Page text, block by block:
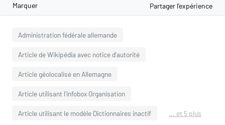
Marquer Partager l'expérience
Administration fédérale allemande
Article de Wikipédia avec notice d'autorité
Article géolocalisé en Allemagne
Article utilisant l'infobox Organisation
Article utilisant le modèle Dictionnaires inactif ... et 5 plus